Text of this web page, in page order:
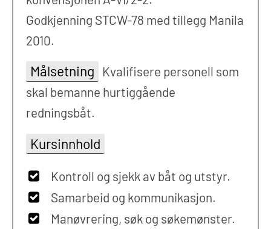
Godkjenning STCW-78 med tillegg Manila
2010.
Målsetning
Kvalifisere personell som
skal bemanne hurtiggående
redningsbåt.
Kursinnhold
Kontroll og sjekk av båt og utstyr.
Samarbeid og kommunikasjon.
Manøvrering, søk og søkemønster.